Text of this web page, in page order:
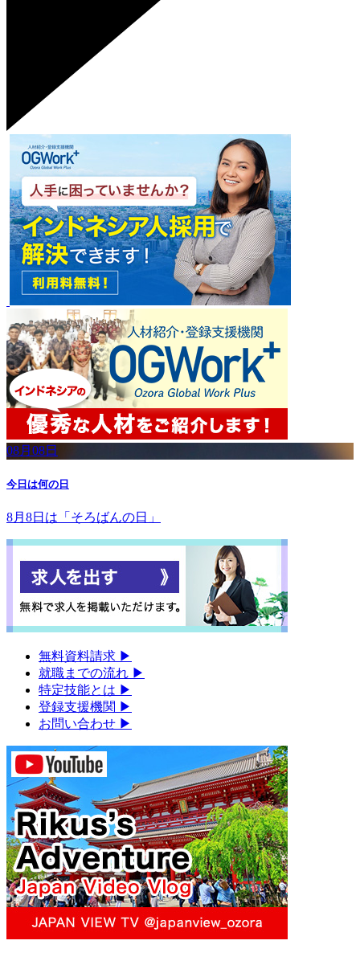
08月08日
今日は何の日
8月8日は「そろばんの日」
無料資料請求 ▶︎
就職までの流れ ▶︎
特定技能とは ▶︎
登録支援機関 ▶︎
お問い合わせ ▶︎